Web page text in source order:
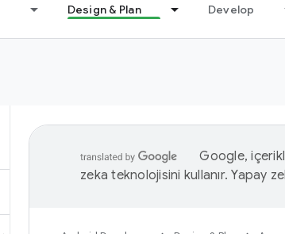
Design & Plan Develop
Google,
zeka teknolojisini kullanır. Yapay